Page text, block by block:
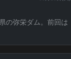
の弥栄ダム。前回は